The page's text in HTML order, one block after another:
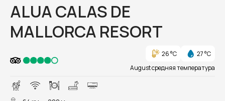
ALUA CALAS DE
MALLORCA RESORT
26 °C
27 °C
August средняя температура